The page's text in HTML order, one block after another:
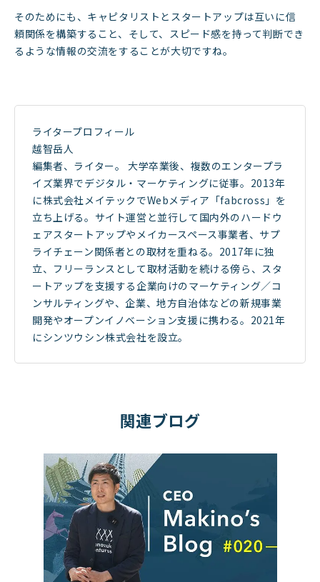
そのためにも、キャピタリストとスタートアップは互いに信
頼関係を構築すること、そして、スピード感を持って判断でき
るような情報の交流をすることが大切ですね。
ライタープロフィール
越智岳人
編集者、ライター。 大学卒業後、複数のエンタープラ
イズ業界でデジタル・マーケティングに従事。2013年
に株式会社メイテックでWebメディア「fabcross」を
立ち上げる。サイト運営と並行して国内外のハードウ
ェアスタートアップやメイカースペース事業者、サプ
ライチェーン関係者との取材を重ねる。2017年に独
立、フリーランスとして取材活動を続ける傍ら、スタ
ートアップを支援する企業向けのマーケティング／コ
ンサルティングや、企業、地方自治体などの新規事業
開発やオープンイノベーション支援に携わる。2021年
にシンツウシン株式会社を設立。
関連ブログ